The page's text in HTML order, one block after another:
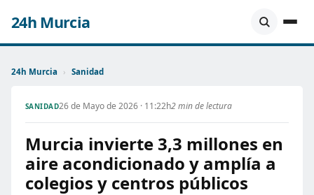
24h Murcia
24h Murcia › Sanidad
SANIDAD26 de Mayo de 2026 · 11:22h2 min de lectura
Murcia invierte 3,3 millones en
aire acondicionado y amplía a
colegios y centros públicos